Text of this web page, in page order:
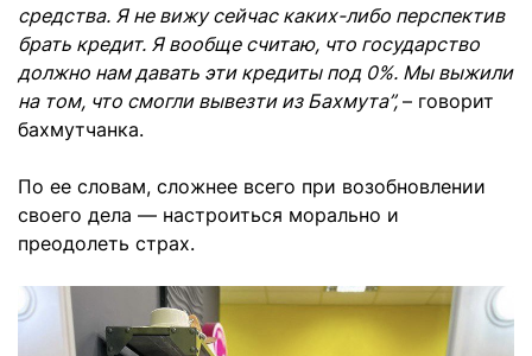
средства. Я не вижу сейчас каких-либо перспектив
брать кредит. Я вообще считаю, что государство
должно нам давать эти кредиты под 0%. Мы выжили
на том, что смогли вывезти из Бахмута”, – говорит
бахмутчанка.
По ее словам, сложнее всего при возобновлении
своего дела — настроиться морально и
преодолеть страх.